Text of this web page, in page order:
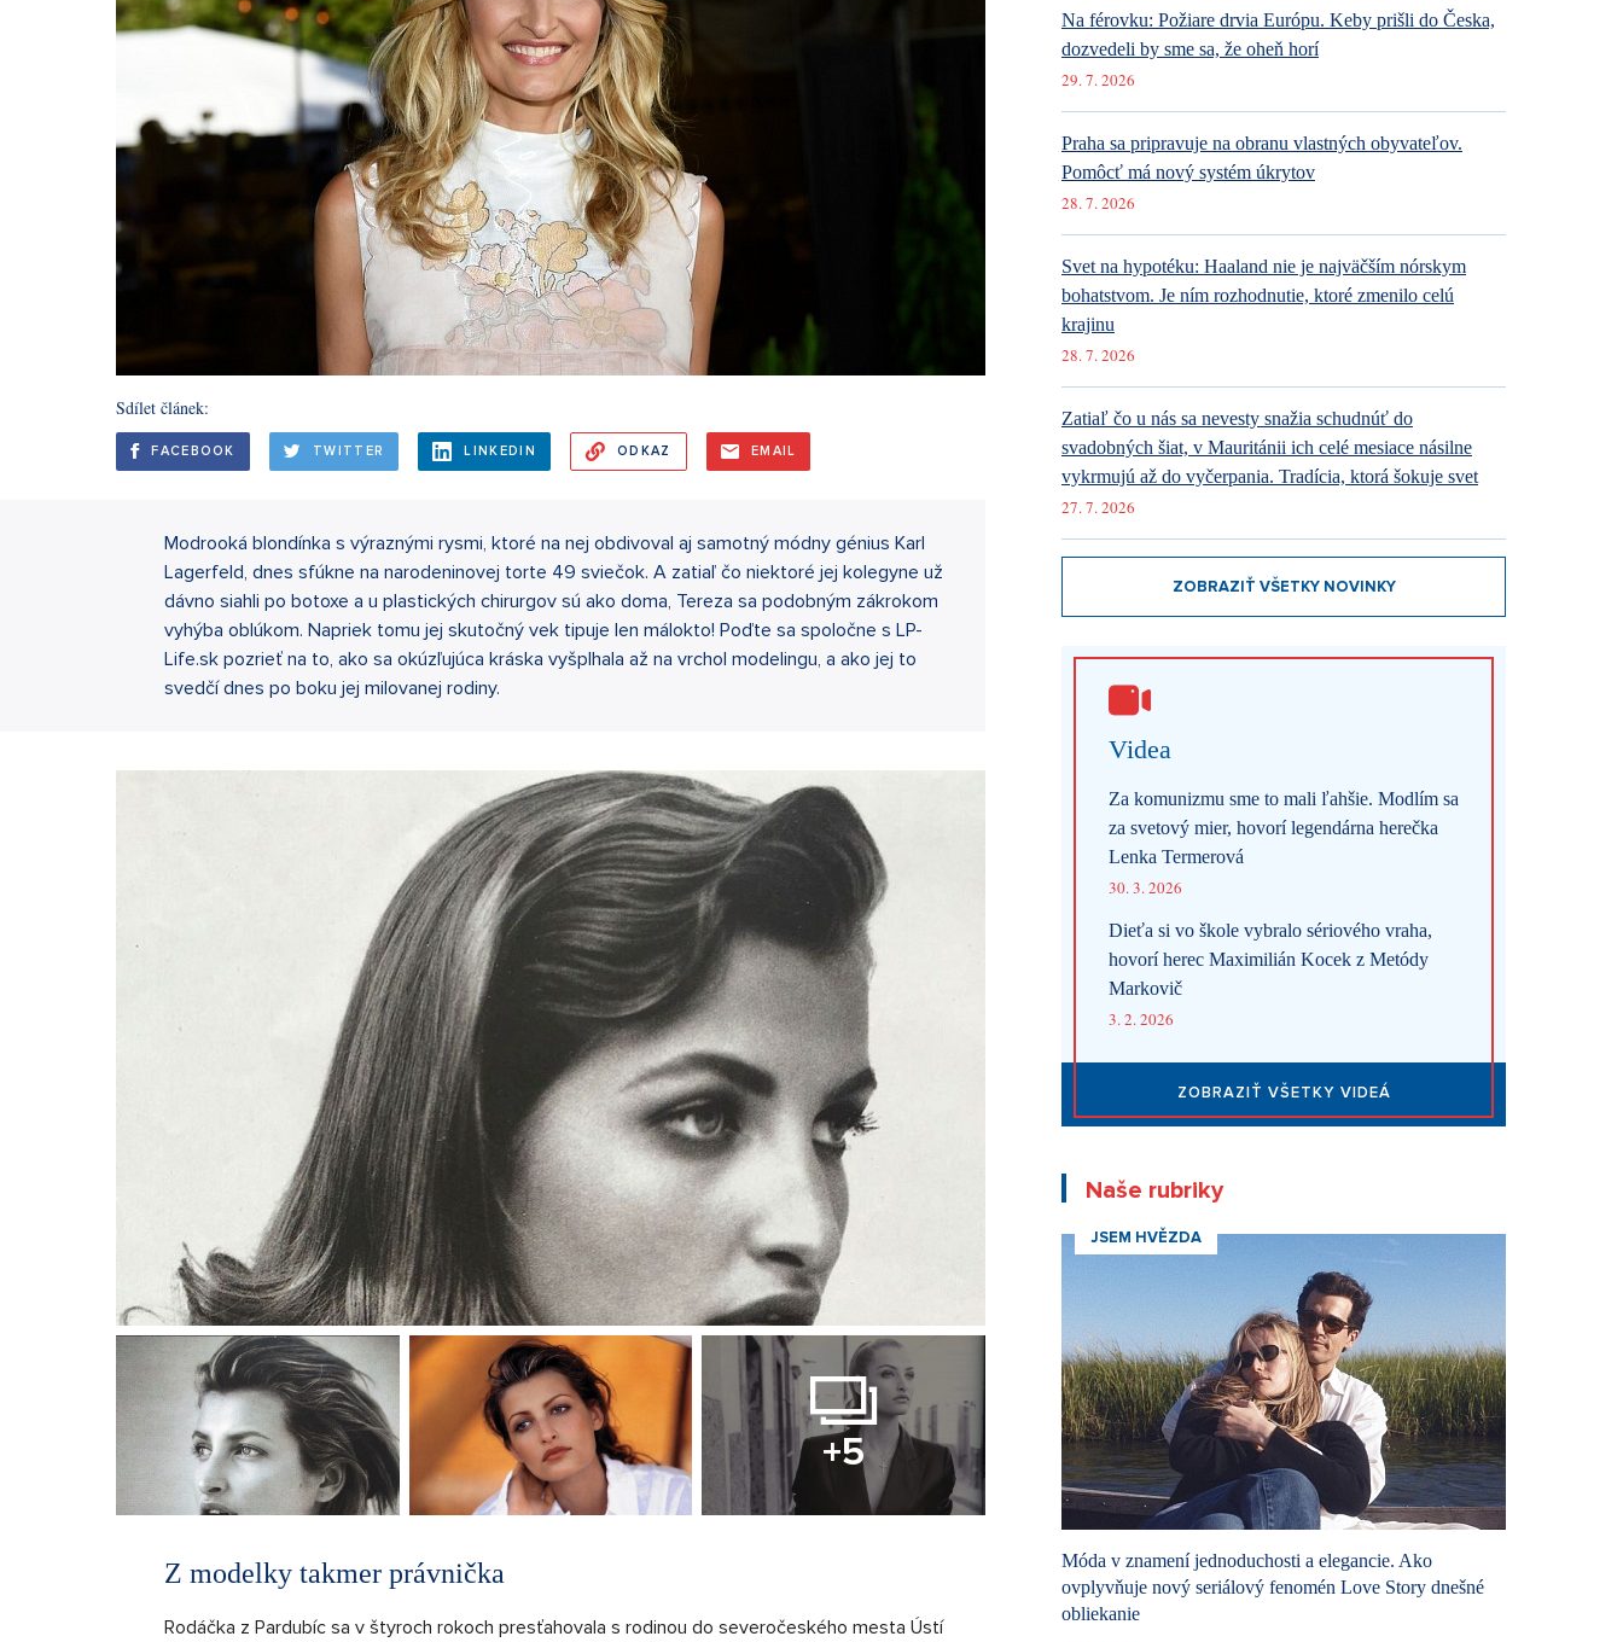
Sdílet článek:
FACEBOOK TWITTER LINKEDIN ODKAZ EMAIL
Modrooká blondínka s výraznými rysmi, ktoré na nej obdivoval aj samotný módny génius Karl
Lagerfeld, dnes sfúkne na narodeninovej torte 49 sviečok. A zatiaľ čo niektoré jej kolegyne už
dávno siahli po botoxe a u plastických chirurgov sú ako doma, Tereza sa podobným zákrokom
vyhýba oblúkom. Napriek tomu jej skutočný vek tipuje len málokto! Poďte sa spoločne s LP-
Life.sk pozrieť na to, ako sa okúzľujúca kráska vyšplhala až na vrchol modelingu, a ako jej to
svedčí dnes po boku jej milovanej rodiny.
+5
Z modelky takmer právnička
Rodáčka z Pardubíc sa v štyroch rokoch presťahovala s rodinou do severočeského mesta Ústí
Na férovku: Požiare drvia Európu. Keby prišli do Česka,
dozvedeli by sme sa, že oheň horí
29. 7. 2026
Praha sa pripravuje na obranu vlastných obyvateľov.
Pomôcť má nový systém úkrytov
28. 7. 2026
Svet na hypotéku: Haaland nie je najväčším nórskym
bohatstvom. Je ním rozhodnutie, ktoré zmenilo celú
krajinu
28. 7. 2026
Zatiaľ čo u nás sa nevesty snažia schudnúť do
svadobných šiat, v Mauritánii ich celé mesiace násilne
vykrmujú až do vyčerpania. Tradícia, ktorá šokuje svet
27. 7. 2026
ZOBRAZIŤ VŠETKY NOVINKY
Videa
Za komunizmu sme to mali ľahšie. Modlím sa
za svetový mier, hovorí legendárna herečka
Lenka Termerová
30. 3. 2026
Dieťa si vo škole vybralo sériového vraha,
hovorí herec Maximilián Kocek z Metódy
Markovič
3. 2. 2026
ZOBRAZIŤ VŠETKY VIDEÁ
Naše rubriky
JSEM HVĚZDA
Móda v znamení jednoduchosti a elegancie. Ako
ovplyvňuje nový seriálový fenomén Love Story dnešné
obliekanie